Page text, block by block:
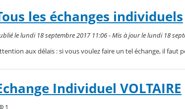
les échanges individuels
le lundi 18 septembre 2017 11:06 - Mis à jour le lundi 18
aux délais : si vous voulez faire un tel échange, il faut
Individuel VOLTAIRE
1